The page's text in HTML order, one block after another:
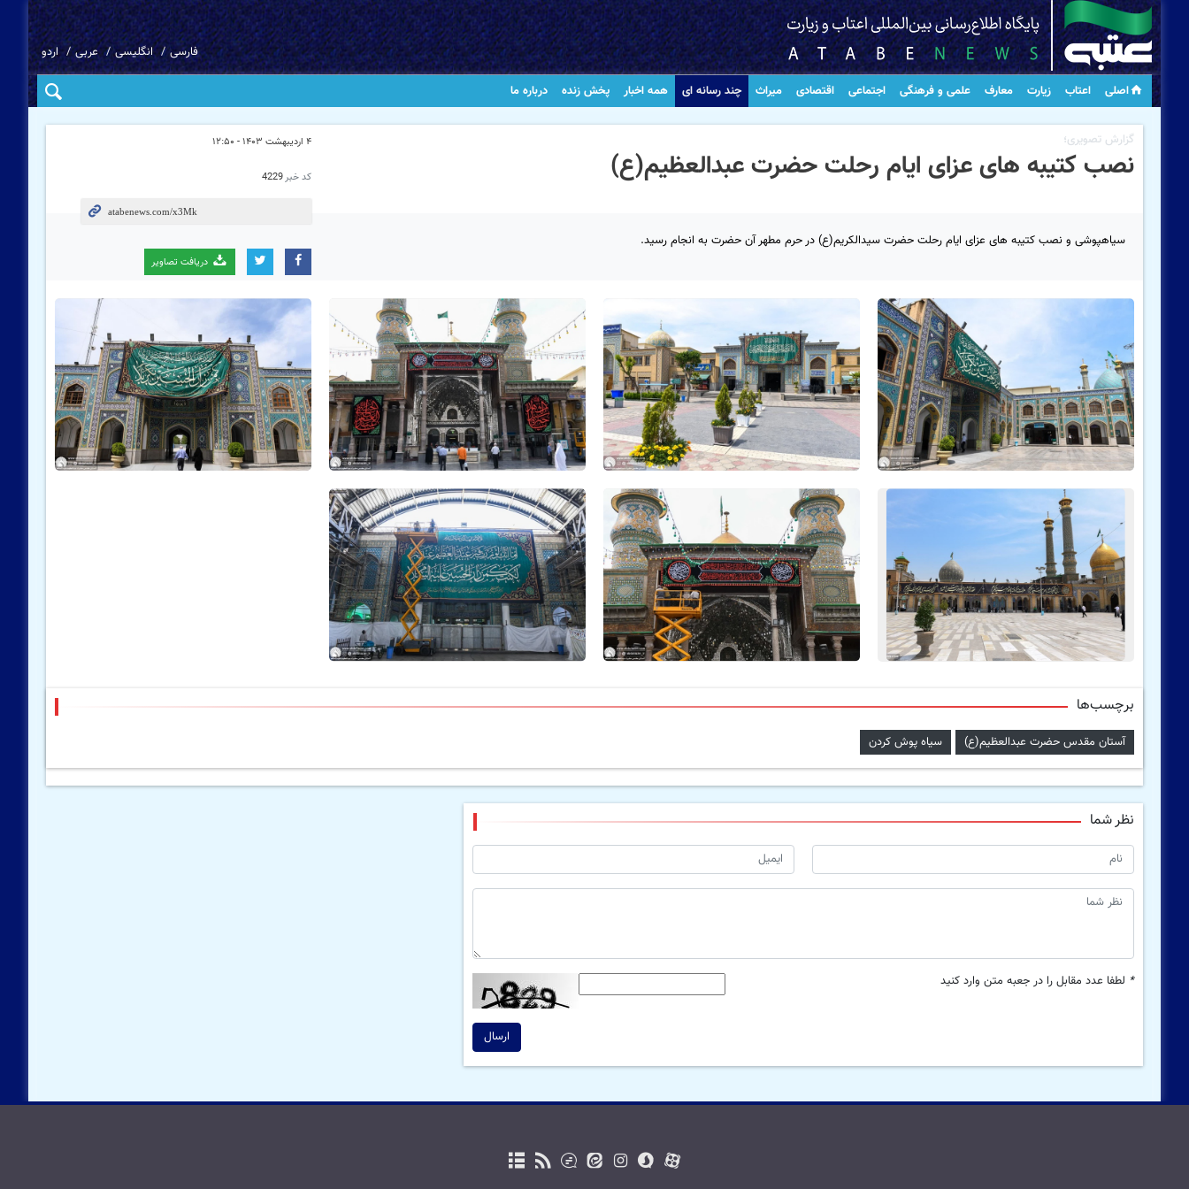
فارسی انگلیسی عربی اردو
اصلی اعتاب زیارت معارف علمی و فرهنگی اجتماعی اقتصادی میراث چند رسانه ای همه اخبار پخش زنده درباره ما
۴ اردیبهشت ۱۴۰۳ - ۱۲:۵۰
کد خبر4229
دریافت تصاویر
گزارش تصویری؛
نصب کتیبه های عزای ایام رحلت حضرت عبدالعظیم(ع)
سیاهپوشی و نصب کتیبه های عزای ایام رحلت حضرت سیدالکریم(ع) در حرم مطهر آن حضرت به انجام رسید.
برچسب‌ها
آستان مقدس حضرت عبدالعظیم(ع) سیاه پوش کردن
نظر شما
* لطفا عدد مقابل را در جعبه متن وارد کنید
ارسال